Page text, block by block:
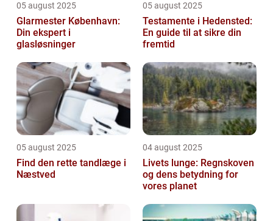
05 august 2025
Glarmester København:
Din ekspert i
glasløsninger
05 august 2025
Testamente i Hedensted:
En guide til at sikre din
fremtid
05 august 2025
Find den rette tandlæge i
Næstved
04 august 2025
Livets lunge: Regnskoven
og dens betydning for
vores planet